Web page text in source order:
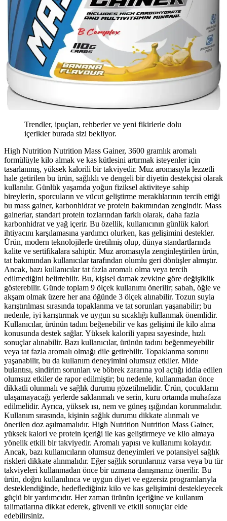
Trendler, ipuçları, rehberler ve yeni fikirlerle dolu
içerikler burada sizi bekliyor.
High Nutrition Nutrition Mass Gainer, 3600 gramlık aromalı
formülüyle kilo almak ve kas kütlesini artırmak isteyenler için
tasarlanmış, yüksek kalorili bir takviyedir. Muz aromasıyla lezzetli
hale getirilen bu ürün, sağlıklı ve dengeli bir diyetin destekçisi olarak
kullanılır. Günlük yaşamda yoğun fiziksel aktiviteye sahip
bireylerin, sporcuların ve vücut geliştirme meraklılarının tercih ettiği
bu mass gainer, karbonhidrat ve protein bakımından zengindir. Mass
gainerlar, standart protein tozlarından farklı olarak, daha fazla
karbonhidrat ve yağ içerir. Bu özellik, kullanıcının günlük kalori
ihtiyacını karşılamasına yardımcı olurken, kas gelişimini destekler.
Ürün, modern teknolojilerle üretilmiş olup, dünya standartlarında
kalite ve sertifikalara sahiptir. Muz aromasıyla zenginleştirilen ürün,
tat bakımından kullanıcılar tarafından olumlu geri dönüşler almıştır.
Ancak, bazı kullanıcılar tat fazla aromalı olma veya tercih
edilmediğini belirtebilir. Bu, kişisel damak zevkine göre değişiklik
gösterebilir. Günde toplam 9 ölçek kullanımı önerilir; sabah, öğle ve
akşam olmak üzere her ana öğünde 3 ölçek alınabilir. Tozun suyla
karıştırılması sırasında topaklanma ve tat sorunları yaşanabilir; bu
nedenle, iyi karıştırmak ve uygun su sıcaklığı kullanmak önemlidir.
Kullanıcılar, ürünün tadını beğenebilir ve kas gelişimi ile kilo alma
konusunda destek sağlar. Yüksek kalorili yapısı sayesinde, hızlı
sonuçlar alınabilir. Bazı kullanıcılar, ürünün tadını beğenmeyebilir
veya tat fazla aromalı olmağı dile getirebilir. Topaklanma sorunu
yaşanabilir, bu da kullanım deneyimini olumsuz etkiler. Mide
bulantısı, sindirim sorunları ve böbrek zararına yol açtığı iddia edilen
olumsuz etkiler de rapor edilmiştir; bu nedenle, kullanmadan önce
dikkatli olunmalı ve sağlık durumu gözetilmelidir. Ürün, çocukların
ulaşamayacağı yerlerde saklanmalı ve serin, kuru ortamda muhafaza
edilmelidir. Ayrıca, yüksek ısı, nem ve güneş ışığından korunmalıdır.
Kullanım sırasında, kişinin sağlık durumu dikkate alınmalı ve
önerilen doz aşılmamalıdır. High Nutrition Nutrition Mass Gainer,
yüksek kalori ve protein içeriği ile kas geliştirmeye ve kilo almaya
yönelik etkili bir takviyedir. Aromalı yapısı ve kullanımı kolaydır.
Ancak, bazı kullanıcıların olumsuz deneyimleri ve potansiyel sağlık
riskleri dikkate alınmalıdır. Eğer sağlık sorunlarınız varsa veya bu tür
takviyeleri kullanmadan önce bir uzmana danışmanız önerilir. Bu
ürün, doğru kullanılınca ve uygun diyet ve egzersiz programlarıyla
desteklendiğinde, hedeflediğiniz kilo ve kas gelişimini destekleyecek
güçlü bir yardımcıdır. Her zaman ürünün içeriğine ve kullanım
talimatlarına dikkat ederek, güvenli ve etkili sonuçlar elde
edebilirsiniz.